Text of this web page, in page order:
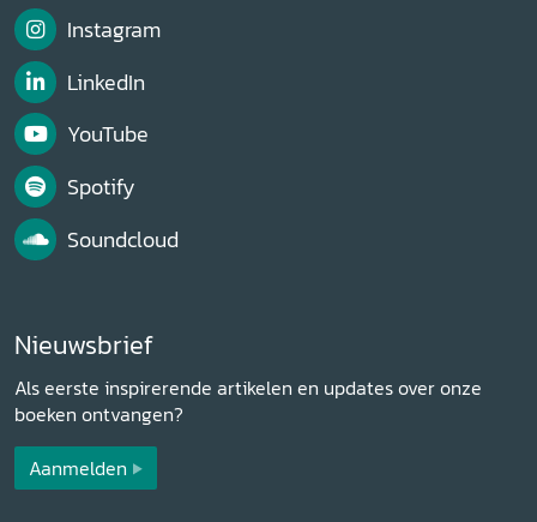
Instagram
LinkedIn
YouTube
Spotify
Soundcloud
Nieuwsbrief
Als eerste inspirerende artikelen en updates over onze
boeken ontvangen?
Aanmelden